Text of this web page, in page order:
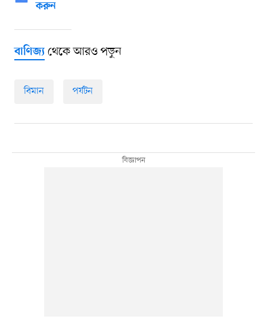
করুন
বাণিজ্যথেকে আরও পড়ুন
বিমান পর্যটন